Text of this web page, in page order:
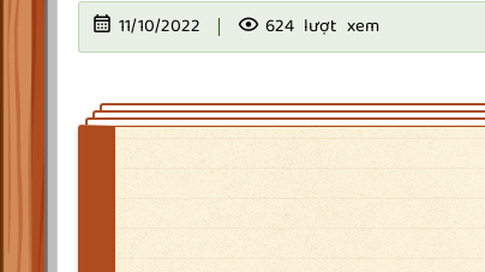
11/10/2022 624 lượt xem